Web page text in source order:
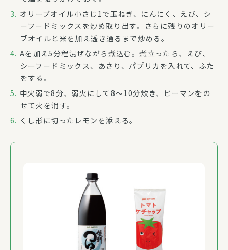
オリーブオイル小さじ1で玉ねぎ、にんにく、えび、シ
ーフードミックスを炒め取り出す。さらに残りのオリー
ブオイルと米を加え透き通るまで炒める。
Aを加え5分程混ぜながら煮込む。煮立ったら、えび、
シーフードミックス、あさり、パプリカを入れて、ふた
をする。
中火弱で8分、弱火にして8～10分炊き、ピーマンをの
せて火を消す。
くし形に切ったレモンを添える。